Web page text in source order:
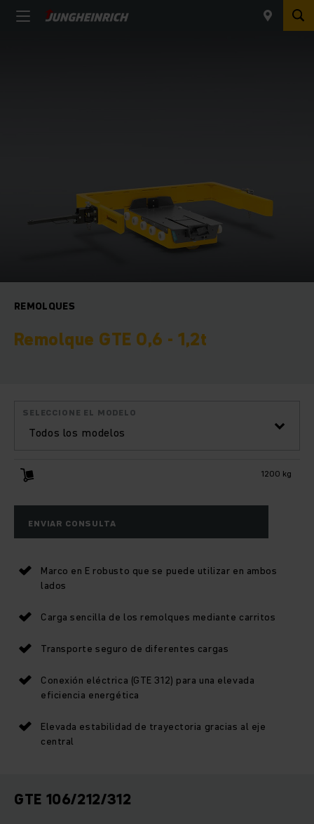
REMOLQUES
Remolque GTE 0,6 - 1,2t
Todos los modelos
SELECCIONE EL MODELO
1200 kg
ENVIAR CONSULTA
Marco en E robusto que se puede utilizar en ambos
lados
Carga sencilla de los remolques mediante carritos
Transporte seguro de diferentes cargas
Conexión eléctrica (GTE 312) para una elevada
eficiencia energética
Elevada estabilidad de trayectoria gracias al eje
central
GTE 106/212/312